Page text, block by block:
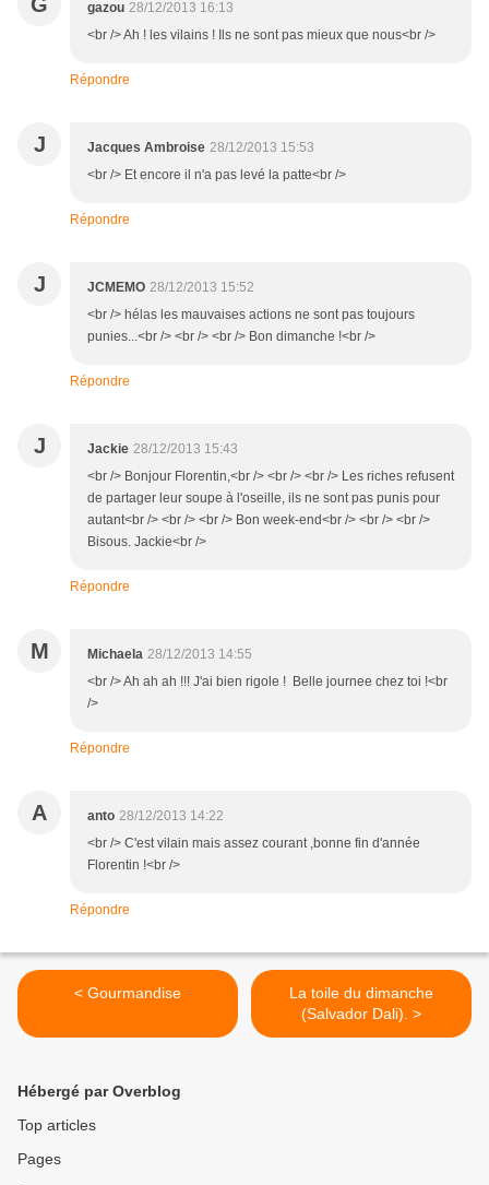
gazou 28/12/2013 16:13
<br /> Ah ! les vilains ! Ils ne sont pas mieux que nous<br />
Répondre
J Jacques Ambroise 28/12/2013 15:53
<br /> Et encore il n'a pas levé la patte<br />
Répondre
J JCMEMO 28/12/2013 15:52
<br /> hélas les mauvaises actions ne sont pas toujours
punies...<br /> <br /> <br /> Bon dimanche !<br />
Répondre
J Jackie 28/12/2013 15:43
<br /> Bonjour Florentin,<br /> <br /> <br /> Les riches refusent
de partager leur soupe à l'oseille, ils ne sont pas punis pour
autant<br /> <br /> <br /> Bon week-end<br /> <br /> <br />
Bisous. Jackie<br />
Répondre
M Michaela 28/12/2013 14:55
<br /> Ah ah ah !!! J'ai bien rigole ! Belle journee chez toi !<br
/>
Répondre
A anto 28/12/2013 14:22
<br /> C'est vilain mais assez courant ,bonne fin d'année
Florentin !<br />
Répondre
< Gourmandise
La toile du dimanche
(Salvador Dali). >
Hébergé par Overblog
Top articles
Pages